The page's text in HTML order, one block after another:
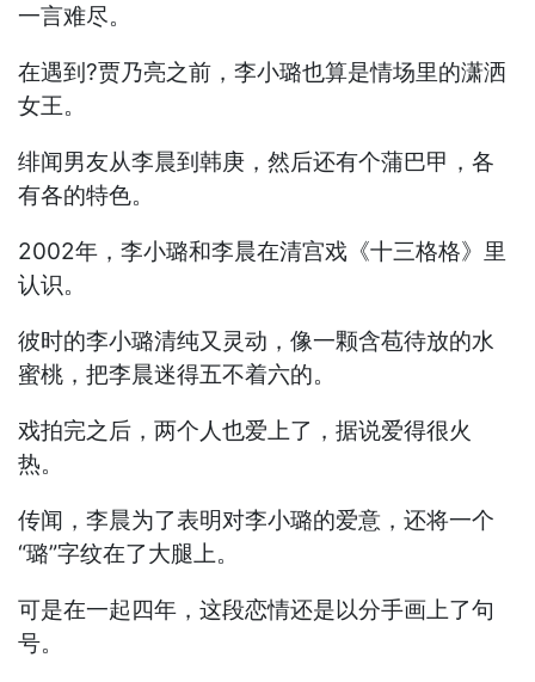
一言难尽。
在遇到?贾乃亮之前，李小璐也算是情场里的潇洒
女王。
绯闻男友从李晨到韩庚，然后还有个蒲巴甲，各
有各的特色。
2002年，李小璐和李晨在清宫戏《十三格格》里
认识。
彼时的李小璐清纯又灵动，像一颗含苞待放的水
蜜桃，把李晨迷得五不着六的。
戏拍完之后，两个人也爱上了，据说爱得很火
热。
传闻，李晨为了表明对李小璐的爱意，还将一个
“璐”字纹在了大腿上。
可是在一起四年，这段恋情还是以分手画上了句
号。